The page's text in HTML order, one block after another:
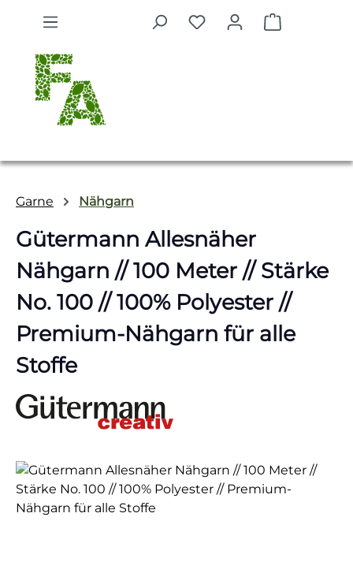
Zum Hauptinhalt springen
Garne Nähgarn
Gütermann Allesnäher
Nähgarn // 100 Meter // Stärke
No. 100 // 100% Polyester //
Premium-Nähgarn für alle
Stoffe
Bildergalerie überspringen